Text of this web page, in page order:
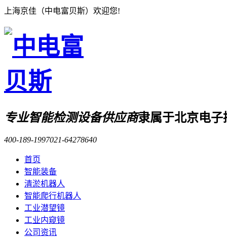
上海京佳（中电富贝斯）欢迎您!
专业智能检测设备供应商隶属于北京电
400-189-1997021-64278640
首页
智能装备
清淤机器人
智能爬行机器人
工业潜望镜
工业内窥镜
公司资讯